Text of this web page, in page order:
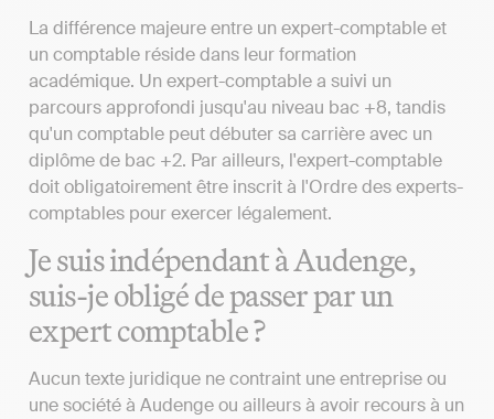
La différence majeure entre un expert-comptable et
un comptable réside dans leur formation
académique. Un expert-comptable a suivi un
parcours approfondi jusqu'au niveau bac +8, tandis
qu'un comptable peut débuter sa carrière avec un
diplôme de bac +2. Par ailleurs, l'expert-comptable
doit obligatoirement être inscrit à l'Ordre des experts-
comptables pour exercer légalement.
Je suis indépendant à Audenge,
suis-je obligé de passer par un
expert comptable ?
Aucun texte juridique ne contraint une entreprise ou
une société à Audenge ou ailleurs à avoir recours à un